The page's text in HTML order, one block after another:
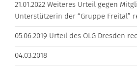
21.01.2022 Weiteres Urteil gegen
Unterstützerin der “Gruppe Freital”
05.06.2019 Urteil des OLG Dresden
04.03.2018